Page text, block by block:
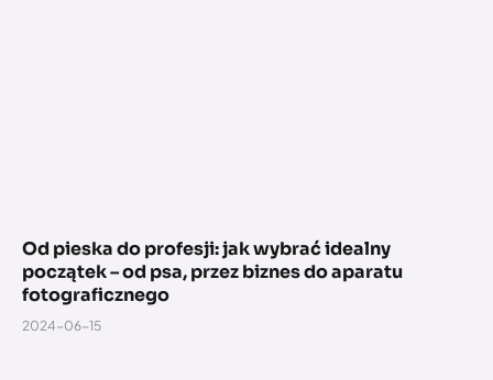
Od pieska do profesji: jak wybrać idealny
początek – od psa, przez biznes do aparatu
fotograficznego
2024-06-15